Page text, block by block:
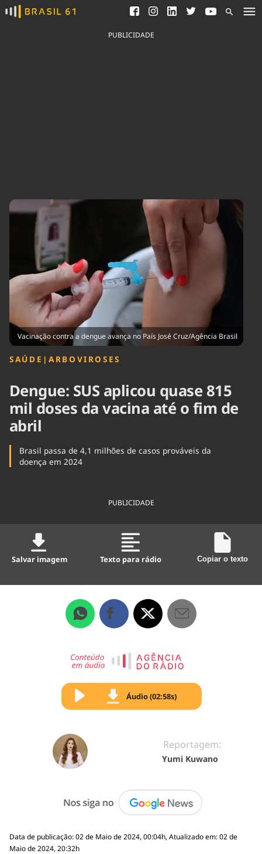
Ver todas as notícias
Saneamento
Indicadores
Agronegócios
Brasil Mineral
Ciência &
Tecnologia
Cinema
Educação
Infraestrutura
Internacional
Meio Ambiente
Podcast
Política
Saúde
Tempo
PUBLICIDADE
Vacinação contra a dengue avança no País José Cruz/Agência Brasil
SAÚDE | ARBOVIROSES
Dengue: SUS aplicou quase 815
mil doses da vacina até o fim de
abril
Brasil passa de 4,1 milhões de casos prováveis da
doença em 2024
PUBLICIDADE
Salvar imagem Texto para rádio Copiar o texto
Áudio (02:58s)
Reportagem:
Yumi Kuwano
Data de publicação: 02 de Maio de 2024, 00:04h, Atualizado em: 02 de
Maio de 2024, 20:32h